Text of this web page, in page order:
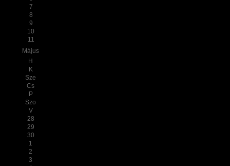
7
8
9
10
11
Május
H
K
Sze
Cs
P
Szo
V
28
29
30
1
2
3